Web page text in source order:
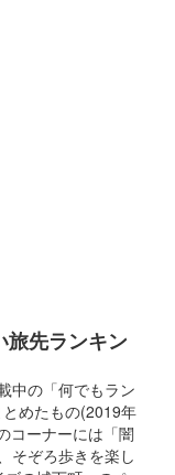
2024の丸岡城 ー
御城印。22日のみ
定版 石垣ver.
旅先ランキン
中の「何でもラン
めたもの(2019年
コーナーには「闇
そぞろ歩きを楽し